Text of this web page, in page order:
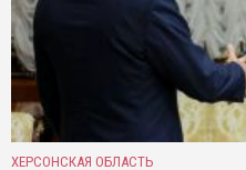
ХЕРСОНСКАЯ ОБЛАСТЬ